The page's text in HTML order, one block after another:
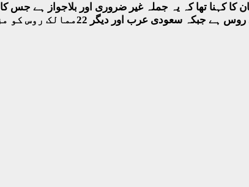
کا کہنا تھا کہ یہ جملہ غیر ضروری اور بلاجواز ہے
ہے بلکہ معاہدے سے نکل